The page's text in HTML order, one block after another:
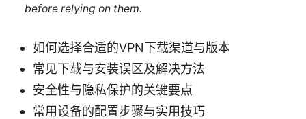
before relying on them.
如何选择合适的VPN下载渠道与版本
常见下载与安装误区及解决方法
安全性与隐私保护的关键要点
常用设备的配置步骤与实用技巧